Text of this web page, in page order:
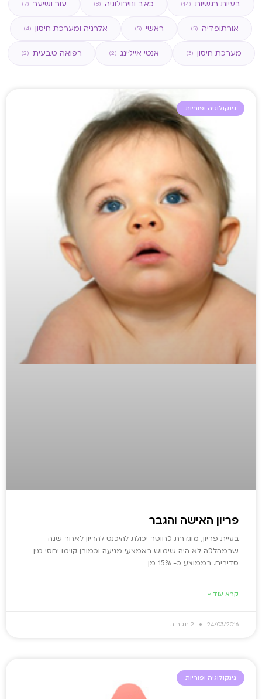
גינקולוגיה ופוריות
פריון האישה והגבר
בעיית פריון, מוגדרת כחוסר יכולת להיכנס להריון לאחר שנה
שבמהלכה לא היה שימוש באמצעי מניעה וכמובן קוימו יחסי מין
סדירים. בממוצע כ- 15% מן
קרא עוד »
24/03/2016
גינקולוגיה ופוריות
בעיות רגשיות (14) כאב ונוירולוגיה (8) עור ושיער (7)
אורתופדיה (5) ראשי (5) אלרגיה ומערכת חיסון (4)
מערכת חיסון (3) אנטי אייג'ינג (2) רפואה טבעית (2)